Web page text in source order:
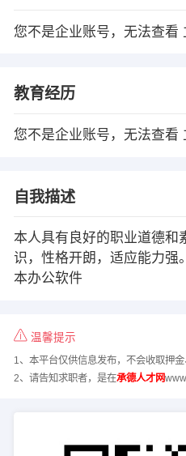
您不是企业账号，无法查看
教育经历
您不是企业账号，无法查看
自我描述
本人具有良好的职业道德和
识，性格开朗，适应能力强
本办公软件
温馨提示
1、本平台仅供信息发布，不会收取押金
2、请告知求职者，是在承德人才网